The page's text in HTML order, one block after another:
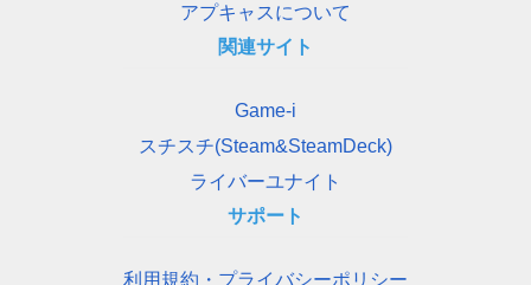
アプキャスについて
関連サイト
Game-i
スチスチ(Steam&SteamDeck)
ライバーユナイト
サポート
利用規約・プライバシーポリシー